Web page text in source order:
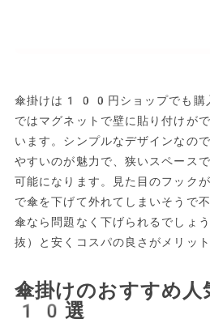
傘掛けは100円ショップでも購
ではマグネットで壁に貼り付けが
います。シンプルなデザインなの
やすいのが魅力で、狭いスペース
可能になります。見た目のフック
で傘を下げて外れてしまいそうで
傘なら問題なく下げられるでし
抜）と安くコスパの良さがメリット
傘掛けのおすすめ
10選